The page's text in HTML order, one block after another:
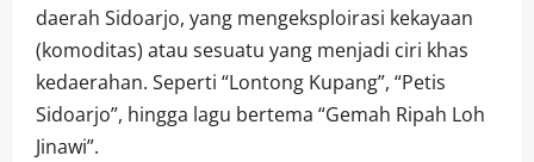
daerah Sidoarjo, yang mengeksploirasi kekayaan
(komoditas) atau sesuatu yang menjadi ciri khas
kedaerahan. Seperti “Lontong Kupang”, “Petis
Sidoarjo”, hingga lagu bertema “Gemah Ripah Loh
Jinawi”.